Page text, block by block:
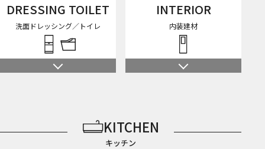
DRESSING TOILET
洗面ドレッシング／トイレ
INTERIOR
内装建材
KITCHEN
キッチン